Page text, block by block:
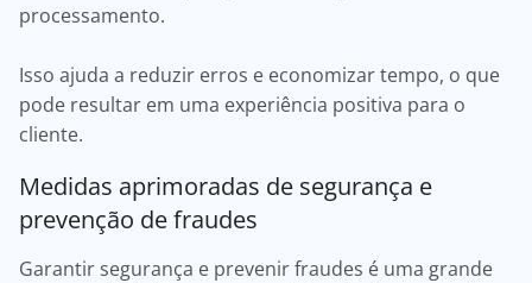
processamento.
Isso ajuda a reduzir erros e economizar tempo, o que
pode resultar em uma experiência positiva para o
cliente.
Medidas aprimoradas de segurança e
prevenção de fraudes
Garantir segurança e prevenir fraudes é uma grande